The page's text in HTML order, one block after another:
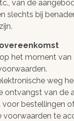
van de
slechts bij
het moment
weg
ontvangst van de
voor bestellingen
te